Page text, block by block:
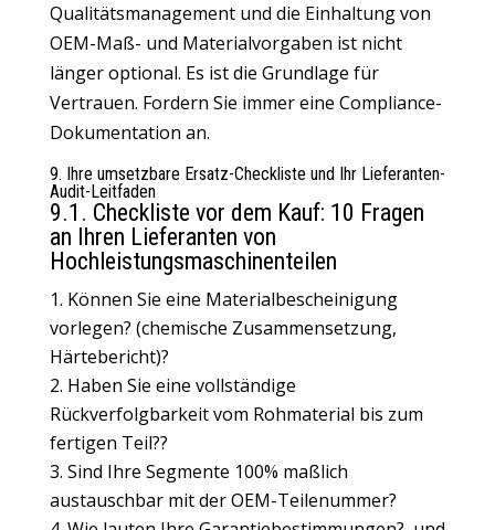
Qualitätsmanagement und die Einhaltung von
OEM-Maß- und Materialvorgaben ist nicht
länger optional. Es ist die Grundlage für
Vertrauen. Fordern Sie immer eine Compliance-
Dokumentation an.
9. Ihre umsetzbare Ersatz-Checkliste und Ihr Lieferanten-
Audit-Leitfaden
9.1. Checkliste vor dem Kauf: 10 Fragen
an Ihren Lieferanten von
Hochleistungsmaschinenteilen
Können Sie eine Materialbescheinigung
vorlegen? (chemische Zusammensetzung,
Härtebericht)?
Haben Sie eine vollständige
Rückverfolgbarkeit vom Rohmaterial bis zum
fertigen Teil??
Sind Ihre Segmente 100% maßlich
austauschbar mit der OEM-Teilenummer?